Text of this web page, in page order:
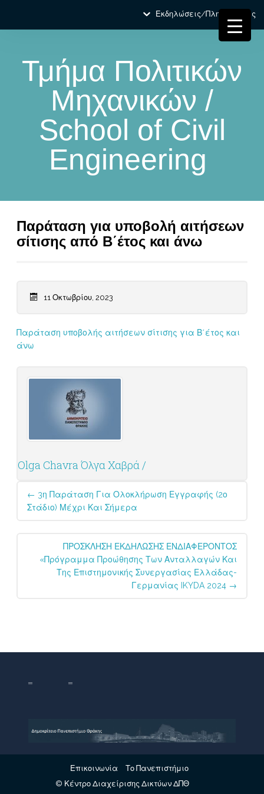
Εκδηλώσεις/Πληροφορίες
Τμήμα Πολιτικών
Μηχανικών /
School of Civil
Engineering
Παράταση για υποβολή αιτήσεων
σίτισης από Β΄έτος και άνω
11 Οκτωβρίου, 2023
Παράταση υποβολής αιτήσεων σίτισης για Β΄έτος και
άνω
Olga Chavra Όλγα Χαβρά /
navigation
← 3η Παράταση Για Ολοκλήρωση Εγγραφής (2ο
Στάδιο) Μέχρι Και Σήμερα
ΠΡΟΣΚΛΗΣΗ ΕΚΔΗΛΩΣΗΣ ΕΝΔΙΑΦΕΡΟΝΤΟΣ
«Πρόγραμμα Προώθησης Των Ανταλλαγών Και
Της Επιστημονικής Συνεργασίας Ελλάδας-
Γερμανίας IKYDA 2024 →
Επικοινωνία
Το Πανεπιστήμιο
© Κέντρο Διαχείρισης Δικτύων ΔΠΘ